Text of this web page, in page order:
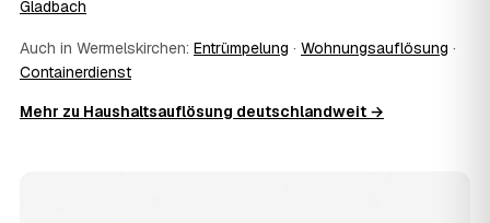
So ist dokumentiert, dass der Hausstand in
wurde.
10 Wie schnell ist ein Termin in Wermelskirchen
frei?
Gladbach
Auch in Wermelskirchen: Entrümpelung · Wohnungsauflösung ·
Containerdienst
Mehr zu Haushaltsauflösung deutschlandweit →